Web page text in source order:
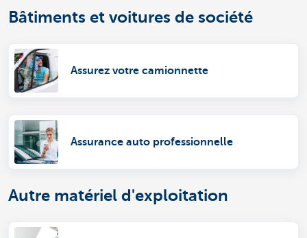
Bâtiments et voitures de société
Assurez votre camionnette
Assurance auto professionnelle
Autre matériel d'exploitation